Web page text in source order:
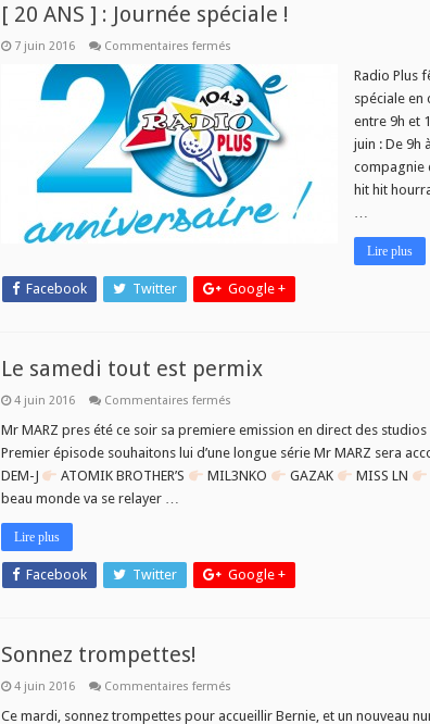
[ 20 ANS ] : Journée spéciale !
7 juin 2016 Commentaires ferméssur
20
ANS
]
:
Journée
spéciale
!
Radio Plus
spéciale en
entre 9h et
juin : De 9h
compagnie
hit hit
…
Lire plus
Facebook Twitter Google +
Le samedi tout est permix
4 juin 2016 Commentaires ferméssur
samedi
est
permix
Mr MARZ pres été ce soir sa premiere emission en direct des
Premier épisode souhaitons lui d’une longue série Mr MARZ sera
DEM-J
ATOMIK BROTHER’S MIL3NKO GAZAK MISS LN
beau monde va se relayer …
Lire plus
Facebook Twitter Google +
Sonnez trompettes!
4 juin 2016 Commentaires ferméssur
trompettes!
Ce mardi, sonnez trompettes pour accueillir Bernie, et un nouveau